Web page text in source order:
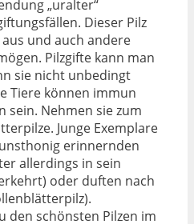
„uralter“
Dieser Pilz
und auch andere
Pilzgifte kann man
sie nicht unbedingt
Tiere können immun
sein. Nehmen sie zum
Junge Exemplare
erinnernden
allerdings in sein
oder duften nach
den schönsten Pilzen im